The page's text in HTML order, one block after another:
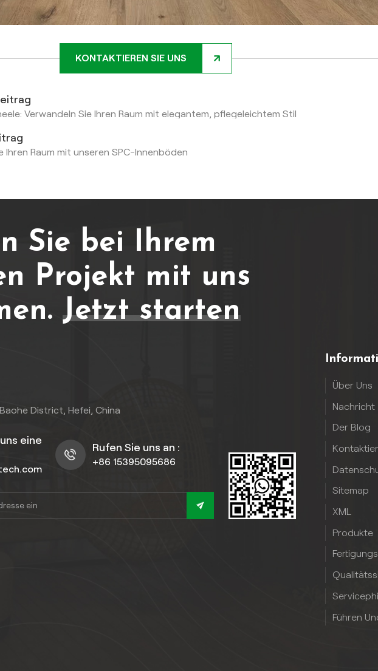
KONTAKTIEREN SIE UNS
Verwandeln Sie Ihren Raum mit elegantem, pflegeleichtem Stil
Ihren Raum mit unseren SPC-Innenböden
Sie bei Ihrem
Projekt mit uns
Jetzt starten
District, Hefei, China
eine
Rufen Sie uns an :
+86 15395095686
Über Uns
Nachricht
Der Blog
Sitemap
XML
Produkte
Führen